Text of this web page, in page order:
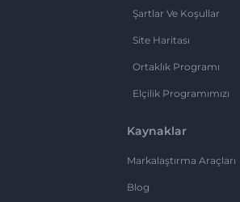
Şartlar Ve Koşullar
Site Haritası
Ortaklık Programı
Elçilik Programımızı
Kaynaklar
Markalaştırma Araçları
Blog